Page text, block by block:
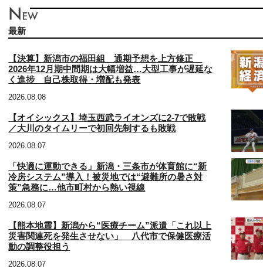
最新
【決算】新潟市の福田組 通期予想を上方修正
2026年12月期中間期は大幅増益…大型工事が遅延な
く進捗 自己株取得・増配も発表
2026.08.08
【オイシックス】埼玉西武ライオンズに2-7で敗戦
／大川のタイムリーで初回先制するも敗戦
2026.08.07
「快適に運動できる」新潟・三条市が体育館に“新
冷房システム”導入！被災地では“避難所の暑さ対
策”急務に…他市町村から熱い視線
2026.08.07
【熊本地震】新潟から“医療チーム”派遣「これ以上
災害関連死を発生させない」 八代市で保健医療活
動の調整役担う
2026.08.07